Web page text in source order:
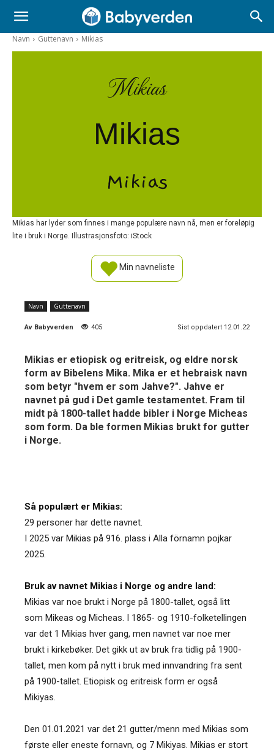
Navn Guttenavn Mikias
Mikias
Mikias
Mikias
Mikias har lyder som finnes i mange populære navn nå, men er foreløpig
lite i bruk i Norge. Illustrasjonsfoto: iStock
Min navneliste
Navn Guttenavn
Av Babyverden 405 Sist oppdatert 12.01.22
Mikias er etiopisk og eritreisk, og eldre norsk
form av Bibelens Mika. Mika er et hebraisk navn
som betyr "hvem er som Jahve?". Jahve er
navnet på gud i Det gamle testamentet. Fram til
midt på 1800-tallet hadde bibler i Norge Micheas
som form. Da ble formen Mikias brukt for gutter
i Norge.
Så populært er Mikias:
29 personer har dette navnet.
I 2025 var Mikias på 916. plass i Alla förnamn pojkar
2025.
Bruk av navnet Mikias i Norge og andre land:
Mikias var noe brukt i Norge på 1800-tallet, også litt
som Mikeas og Micheas. I 1865- og 1910-folketellingen
var det 1 Mikias hver gang, men navnet var noe mer
brukt i kirkebøker. Det gikk ut av bruk fra tidlig på 1900-
tallet, men kom på nytt i bruk med innvandring fra sent
på 1900-tallet. Etiopisk og eritreisk form er også
Mikiyas.
Den 01.01.2021 var det 21 gutter/menn med Mikias som
første eller eneste fornavn, og 7 Mikiyas. Mikias er stort